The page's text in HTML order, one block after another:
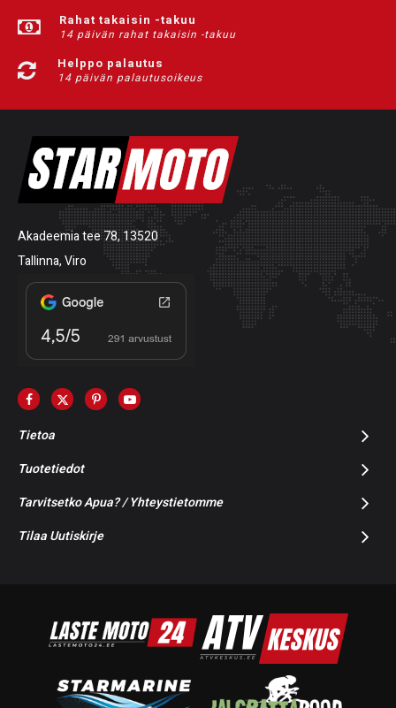
Rahat takaisin -takuu
14 päivän rahat takaisin -takuu
Helppo palautus
14 päivän palautusoikeus
Akadeemia tee 78, 13520
Tallinna, Viro
Tietoa
Tuotetiedot
Tarvitsetko Apua? / Yhteystietomme
Tilaa Uutiskirje